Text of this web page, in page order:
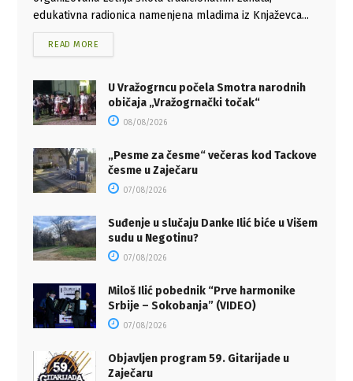
edukativna radionica namenjena mladima iz Knjaževca...
READ MORE
U Vražogrncu počela Smotra narodnih
običaja „Vražogrnački točak“
08/08/2026
„Pesme za česme“ večeras kod Tackove
česme u Zaječaru
07/08/2026
Suđenje u slučaju Danke Ilić biće u Višem
sudu u Negotinu?
07/08/2026
Miloš Ilić pobednik “Prve harmonike
Srbije – Sokobanja” (VIDEO)
07/08/2026
Objavljen program 59. Gitarijade u
Zaječaru